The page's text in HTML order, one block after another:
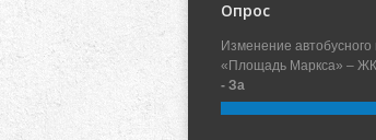
Опрос
Изменение
«Площадь Маркса» –
- За